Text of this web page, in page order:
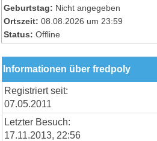
Geburtstag: Nicht angegeben
Ortszeit: 08.08.2026 um 23:59
Status: Offline
Informationen über fredpoly
Registriert seit:
07.05.2011
Letzter Besuch:
17.11.2013, 22:56